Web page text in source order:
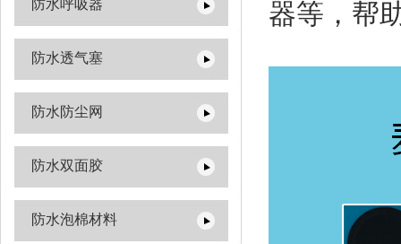
防水呼吸器
防水透气塞
防水防尘网
防水双面胶
防水泡棉材料
器等，帮